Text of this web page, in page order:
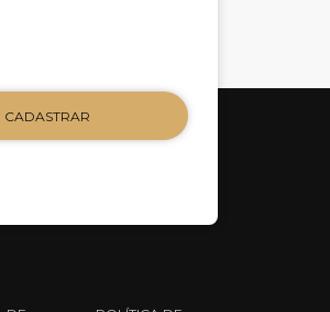
CADASTRAR